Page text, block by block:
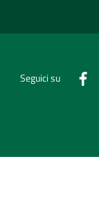
Seguici su